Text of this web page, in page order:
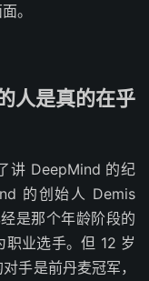
。
人是真的在乎
讲 DeepMind 的纪
的创始人 Demis
是那个年龄阶段的
职业选手。但 12 岁
手是前丹麦冠军，